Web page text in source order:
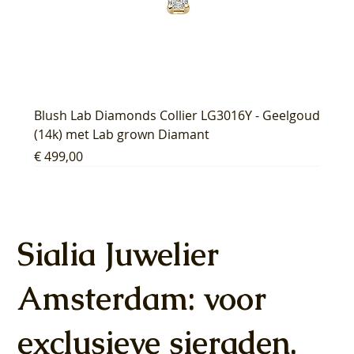
Blush Lab Diamonds Collier LG3016Y - Geelgoud
(14k) met Lab grown Diamant
Prijs
€ 499,00
Sialia Juwelier
Amsterdam: voor
exclusieve sieraden,